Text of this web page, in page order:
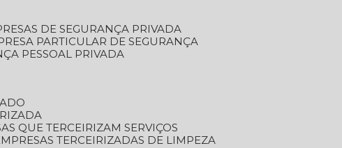
DE SEGURANÇA PRIVADA
PARTICULAR DE SEGURANÇA
PESSOAL PRIVADA
QUE TERCEIRIZAM SERVIÇOS
EMPRESAS TERCEIRIZADAS DE LIMPEZA